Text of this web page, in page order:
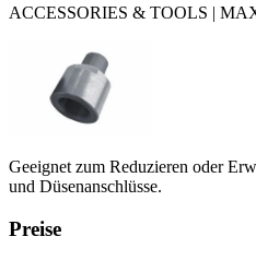
ACCESSORIES & TOOLS |
Geeignet zum Reduzieren oder
und Düsenanschlüsse.
Preise